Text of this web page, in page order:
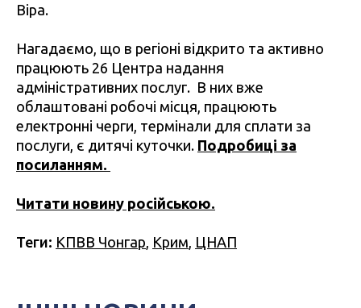
Віра.
Нагадаємо, що в регіоні відкрито та активно
працюють 26 Центра надання
адміністративних послуг. В них вже
облаштовані робочі місця, працюють
електронні черги, термінали для сплати за
послуги, є дитячі куточки. Подробиці за
посиланням.
Читати новину російською.
Теги: КПВВ Чонгар Крим ЦНАП